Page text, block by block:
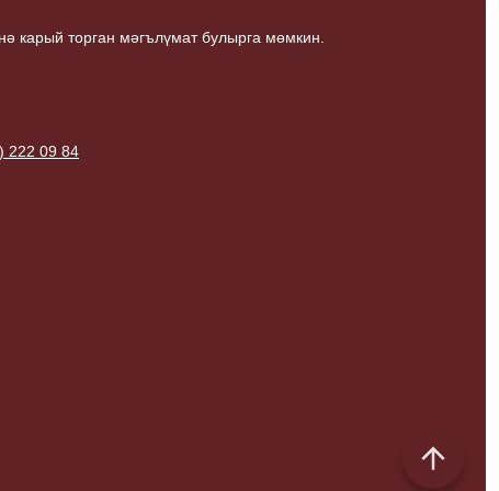
карый торган мәгълүмат булырга мөмкин.
222 09 84